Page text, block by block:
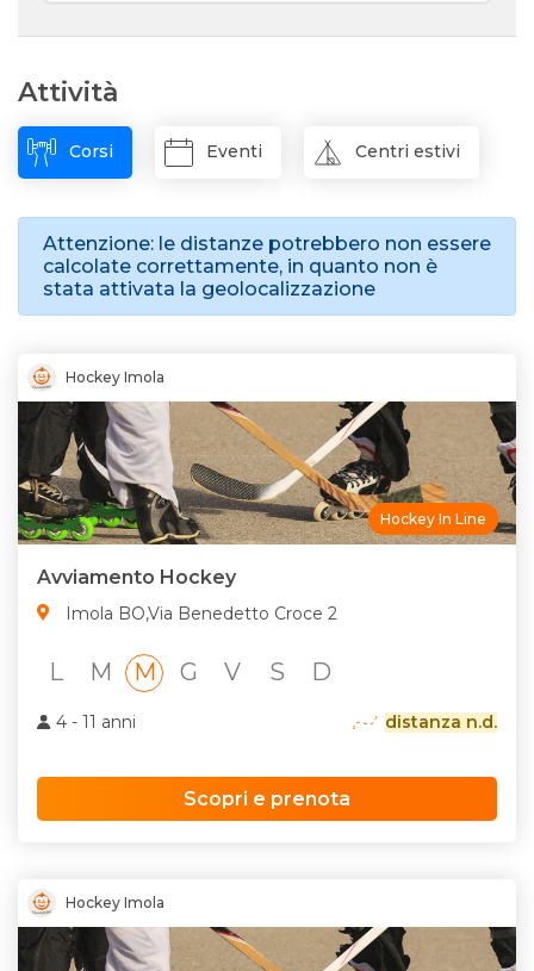
Attività
Corsi Eventi Centri estivi
Attenzione: le distanze potrebbero non essere
calcolate correttamente, in quanto non è
stata attivata la geolocalizzazione
Hockey Imola
Hockey In Line
Avviamento Hockey
Imola BO,Via Benedetto Croce 2
L M M G V S D
4 - 11 anni distanza n.d.
Scopri e prenota
Hockey Imola